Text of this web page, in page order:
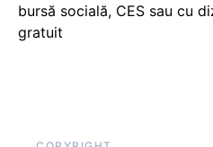
bursă socială, CES sau cu
gratuit